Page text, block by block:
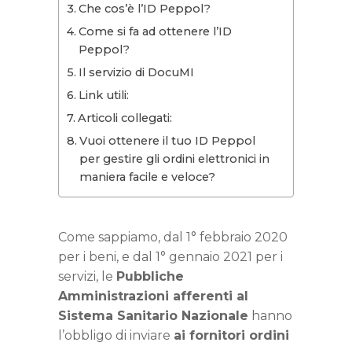
Che cos’è l’ID Peppol?
Come si fa ad ottenere l’ID
Peppol?
Il servizio di DocuMI
Link utili:
Articoli collegati:
Vuoi ottenere il tuo ID Peppol
per gestire gli ordini elettronici in
maniera facile e veloce?
Come sappiamo, dal 1° febbraio 2020
per i beni, e dal 1° gennaio 2021 per i
servizi, le Pubbliche
Amministrazioni afferenti al
Sistema Sanitario Nazionale hanno
l’obbligo di inviare ai fornitori ordini